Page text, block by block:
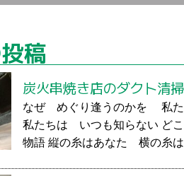
稿
炭火串焼き店のダクト清
なぜ めぐり逢うのかを 私
私たちは いつも知らない ど
物語 縦の糸はあなた 横の